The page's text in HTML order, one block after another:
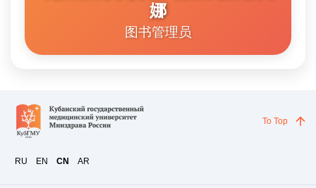
娜
图书管理员
RU EN CN AR
To Top